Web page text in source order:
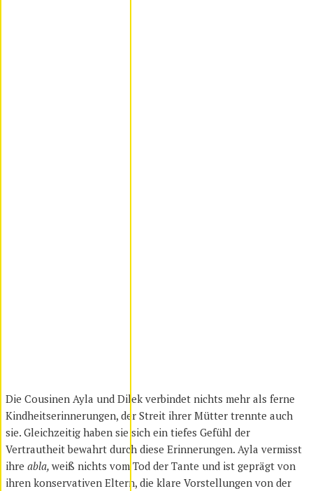
Die Cousinen Ayla und Dilek verbindet nichts mehr als ferne
Kindheitserinnerungen, der Streit ihrer Mütter trennte auch
sie. Gleichzeitig haben sie sich ein tiefes Gefühl der
Vertrautheit bewahrt durch diese Erinnerungen. Ayla vermisst
ihre abla, weiß nichts vom Tod der Tante und ist geprägt von
ihren konservativen Eltern, die klare Vorstellungen von der